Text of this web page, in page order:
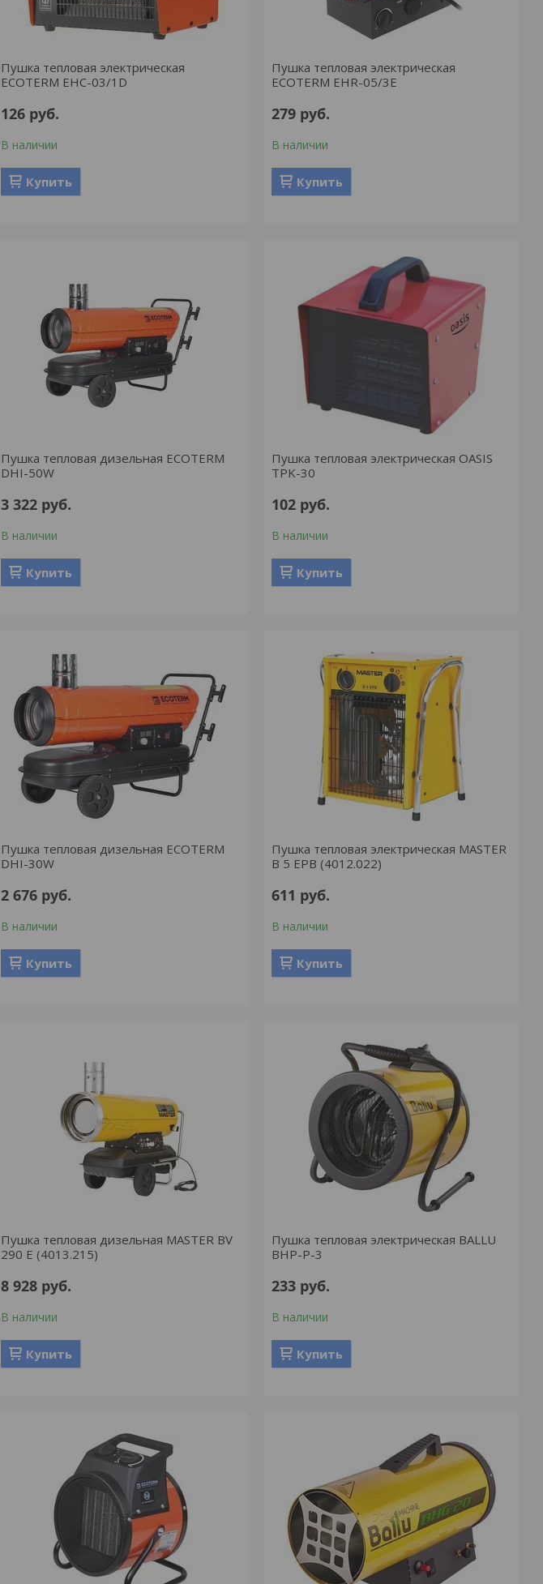
Пушка тепловая электрическая
ECOTERM EHC-03/1D
126 руб.
В наличии
Купить
Пушка тепловая электрическая
ECOTERM EHR-05/3E
279 руб.
В наличии
Купить
Пушка тепловая дизельная ECOTERM
DHI-50W
3 322 руб.
В наличии
Купить
Пушка тепловая электрическая OASIS
TPK-30
102 руб.
В наличии
Купить
Пушка тепловая дизельная ECOTERM
DHI-30W
2 676 руб.
В наличии
Купить
Пушка тепловая электрическая MASTER
B 5 EPB (4012.022)
611 руб.
В наличии
Купить
Пушка тепловая дизельная MASTER BV
290 E (4013.215)
8 928 руб.
В наличии
Купить
Пушка тепловая электрическая BALLU
BHP-P-3
233 руб.
В наличии
Купить